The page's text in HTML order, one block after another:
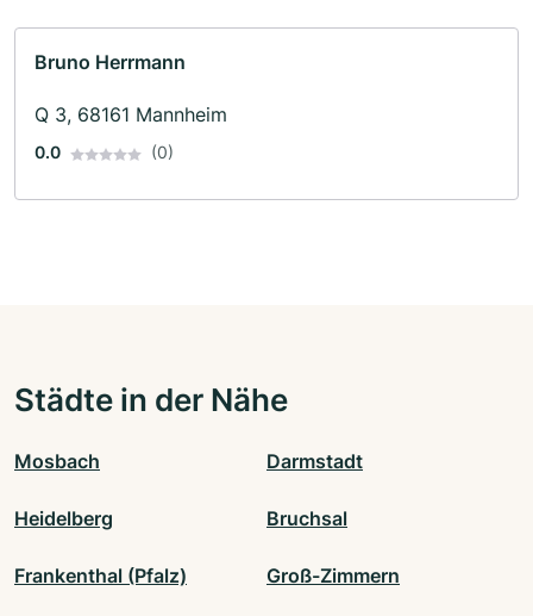
Bruno Herrmann
Q 3, 68161 Mannheim
0.0 (0)
Städte in der Nähe
Mosbach Darmstadt
Heidelberg Bruchsal
Frankenthal (Pfalz) Groß-Zimmern